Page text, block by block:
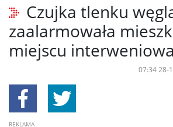
Czujka tlenku
zaalarmowała
miejscu
07:34 28-